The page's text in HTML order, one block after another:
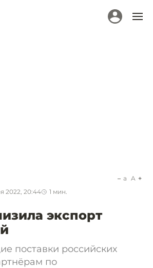
2022, 20:44 1 мин.
a A
экспорт
поставки российских
по